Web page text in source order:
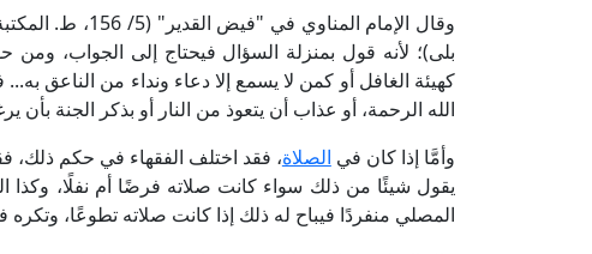
وقال الإمام المناوي في "فيض القدير" (5/ 156، ط. المكتبة التجارية): [(وإذا قرأ: ﴿
بلى)؛ لأنه قول بمنزلة السؤال فيحتاج إلى الجواب،
كهيئة الغافل أو كمن لا يسمع إلا دعاء ونداء من الناعق
الله الرحمة، أو عذاب أن يتعوذ من النار أو بذكر الجنة بأن
وأمَّا إذا كان في الصلاة، فقد اختلف الفقهاء في حكم ذلك،
يقول شيئًا من ذلك سواء كانت صلاته فرضًا أم نفلًا، وكذا
المصلي منفردًا فيباح له ذلك إذا كانت صلاته تطوعًا،